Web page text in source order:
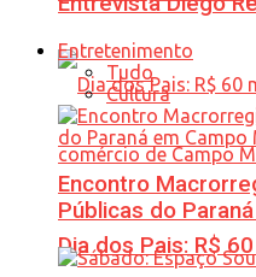
Dia dos Pais: R$
Entretenimento
Tudo
Cultura
Encontro
Públicas do